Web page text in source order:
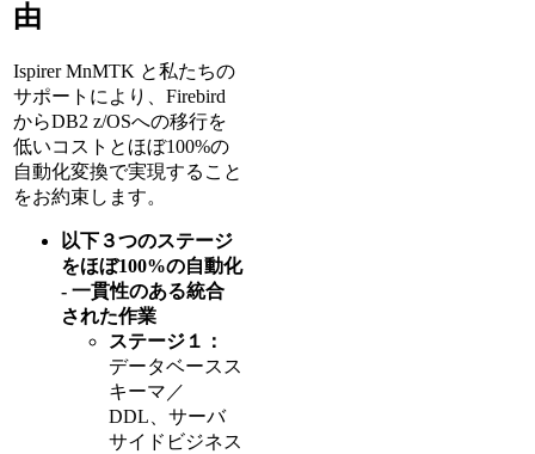
由
Ispirer MnMTK と私たちの
サポートにより、Firebird
からDB2 z/OSへの移行を
低いコストとほぼ100%の
自動化変換で実現すること
をお約束します。
以下３つのステージ
をほぼ100%の自動化
- 一貫性のある統合
された作業
ステージ１：
データベースス
キーマ／
DDL、サーバ
サイドビジネス